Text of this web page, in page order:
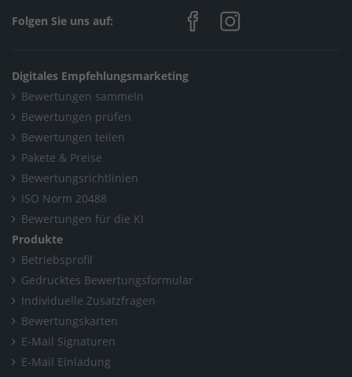
Folgen Sie uns auf:
Digitales Empfehlungsmarketing
Bewertungen sammeln
Bewertungen prüfen
Bewertungen teilen
Pakete & Preise
Bewertungsrichtlinien
ISO Norm 20488
Bewertungen für die KI
Produkte
Betriebsprofil
Gedrucktes Bewertungsformular
Individuelle Zusatzfragen
Bewertungskarten
E-Mail Signaturen
E-Mail Einladung